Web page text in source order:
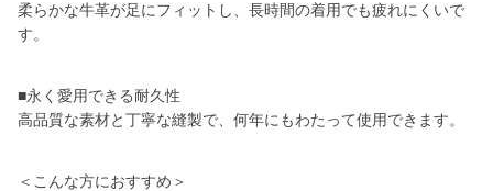
柔らかな牛革が足にフィットし、長時間の着用でも疲れにくいで
す。
■永く愛用できる耐久性
高品質な素材と丁寧な縫製で、何年にもわたって使用できます。
＜こんな方におすすめ＞